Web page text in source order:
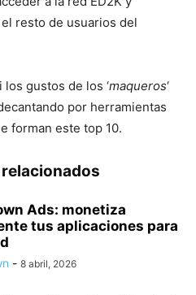
resto de usuarios del
gustos de los ‘maqueros‘
por herramientas
forman este top 10.
Ads: monetiza
tus aplicaciones para
- 8 abril, 2026